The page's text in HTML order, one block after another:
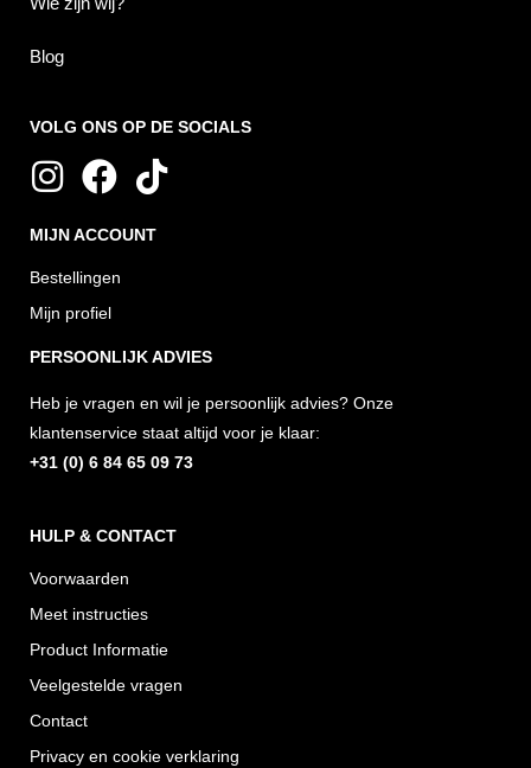
Blog
VOLG ONS OP DE SOCIALS
I
s
t
a
g
r
a
m
F
c
e
b
o
k
T
k
k
MIJN ACCOUNT
Bestellingen
Mijn profiel
PERSOONLIJK ADVIES
Heb je vragen en wil je persoonlijk advies? Onze
klantenservice staat altijd voor je klaar:
+31 (0) 6 84 65 09 73
HULP & CONTACT
Voorwaarden
Meet instructies
Product Informatie
Veelgestelde vragen
Contact
Privacy en cookie verklaring